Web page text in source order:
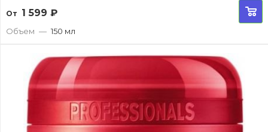
От 1 599 ₽
Объем — 150 мл